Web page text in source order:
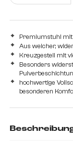
Premiumstuhl
Aus weicher,
Kreuzgestell mit
Besonders
hochwertige
besonderen